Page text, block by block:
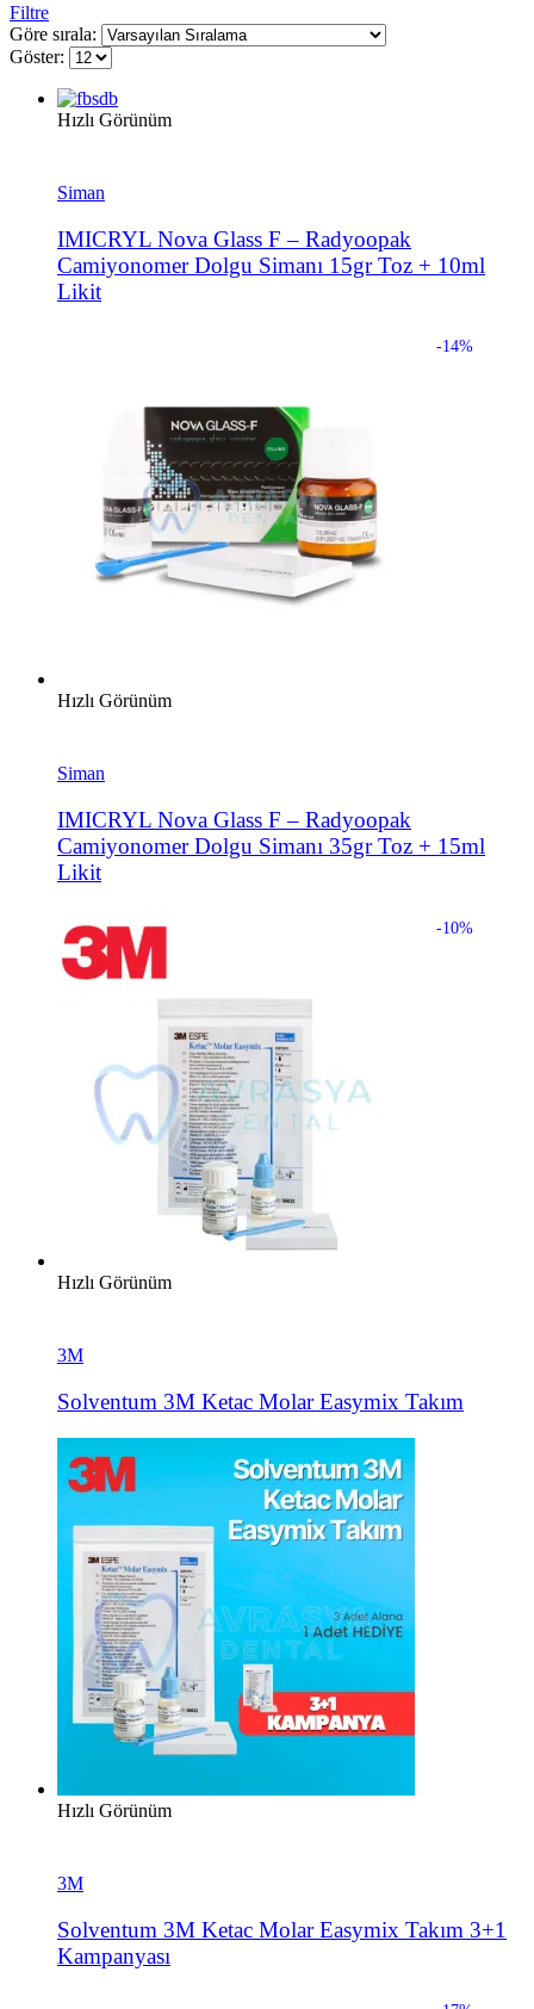
Filtre
Göre sırala:
Göster:
Hızlı Görünüm
Siman
IMICRYL Nova Glass F – Radyoopak
Camiyonomer Dolgu Simanı 15gr Toz + 10ml
Likit
-14%
Hızlı Görünüm
Siman
IMICRYL Nova Glass F – Radyoopak
Camiyonomer Dolgu Simanı 35gr Toz + 15ml
Likit
-10%
Hızlı Görünüm
3M
Solventum 3M Ketac Molar Easymix Takım
Hızlı Görünüm
3M
Solventum 3M Ketac Molar Easymix Takım 3+1
Kampanyası